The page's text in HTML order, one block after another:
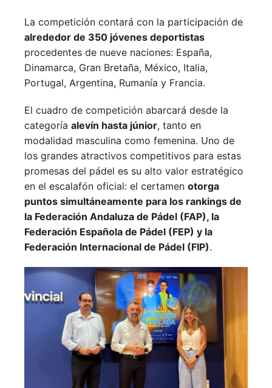
La competición contará con la participación de
alrededor de 350 jóvenes deportistas
procedentes de nueve naciones: España,
Dinamarca, Gran Bretaña, México, Italia,
Portugal, Argentina, Rumanía y Francia.
El cuadro de competición abarcará desde la
categoría alevín hasta júnior, tanto en
modalidad masculina como femenina. Uno de
los grandes atractivos competitivos para estas
promesas del pádel es su alto valor estratégico
en el escalafón oficial: el certamen otorga
puntos simultáneamente para los rankings de
la Federación Andaluza de Pádel (FAP), la
Federación Española de Pádel (FEP) y la
Federación Internacional de Pádel (FIP).